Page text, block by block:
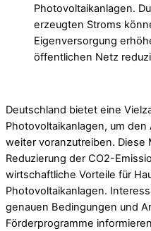
Photovoltaikanlagen.
erzeugten Stroms
Eigenversorgung
öffentlichen Netz
Deutschland bietet eine
Photovoltaikanlagen, um
weiter voranzutreiben. Diese
Reduzierung der CO2-
wirtschaftliche Vorteile für
Photovoltaikanlagen.
genauen Bedingungen und
Förderprogramme